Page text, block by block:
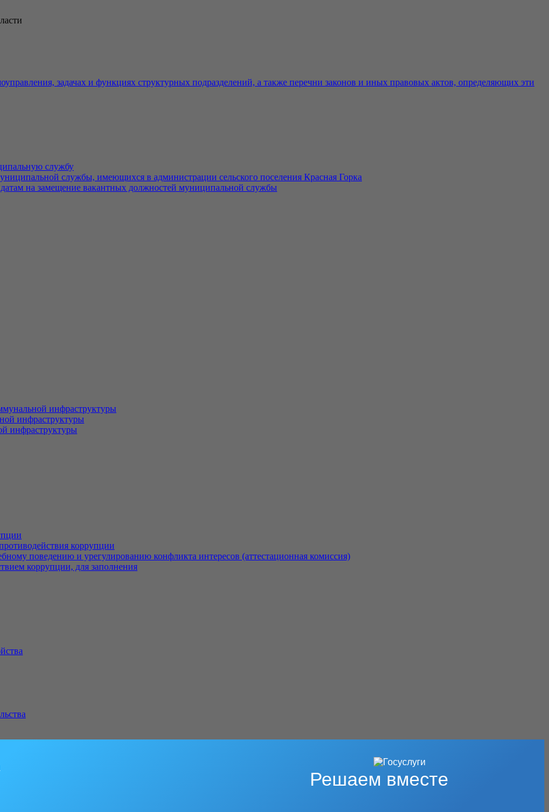
задачах и функциях структурных подразделений, а также перечни законов и иных правовых актов, определяющих эти
службу
службы, имеющихся в администрации сельского поселения Красная Горка
на замещение вакантных должностей муниципальной службы
инфраструктуры
инфраструктуры
инфраструктуры
коррупции
поведению и урегулированию конфликта интересов (аттестационная комиссия)
коррупции, для заполнения
Решаем вместе